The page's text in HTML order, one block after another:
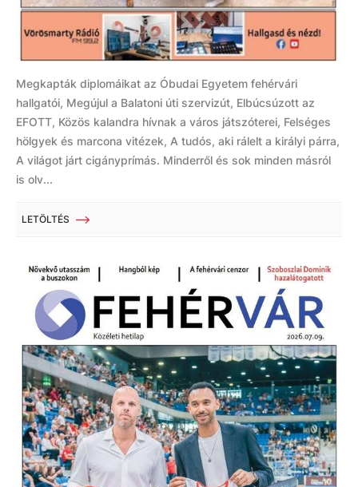
Megkapták diplomáikat az Óbudai Egyetem fehérvári
hallgatói, Megújul a Balatoni úti szervizút, Elbúcsúzott az
EFOTT, Közös kalandra hívnak a város játszóterei, Felséges
hölgyek és marcona vitézek, A tudós, aki rálelt a királyi párra,
A világot járt cigányprímás. Minderről és sok minden másról
is olv...
LETÖLTÉS